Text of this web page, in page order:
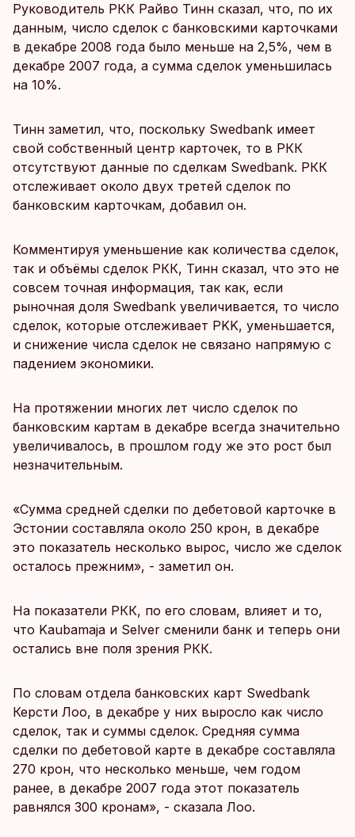
Руководитель РКК Райво Тинн сказал, что, по их
данным, число сделок с банковскими карточками
в декабре 2008 года было меньше на 2,5%, чем в
декабре 2007 года, а сумма сделок уменьшилась
на 10%.
Тинн заметил, что, поскольку Swedbank имеет
свой собственный центр карточек, то в РКК
отсутствуют данные по сделкам Swedbank. РКК
отслеживает около двух третей сделок по
банковским карточкам, добавил он.
Комментируя уменьшение как количества сделок,
так и объёмы сделок РКК, Тинн сказал, что это не
совсем точная информация, так как, если
рыночная доля Swedbank увеличивается, то число
сделок, которые отслеживает PKK, уменьшается,
и снижение числа сделок не связано напрямую с
падением экономики.
На протяжении многих лет число сделок по
банковским картам в декабре всегда значительно
увеличивалось, в прошлом году же это рост был
незначительным.
«Сумма средней сделки по дебетовой карточке в
Эстонии составляла около 250 крон, в декабре
это показатель несколько вырос, число же сделок
осталось прежним», - заметил он.
На показатели РКК, по его словам, влияет и то,
что Kaubamaja и Selver сменили банк и теперь они
остались вне поля зрения РКК.
По словам отдела банковских карт Swedbank
Керсти Лоо, в декабре у них выросло как число
сделок, так и суммы сделок. Средняя сумма
сделки по дебетовой карте в декабре составляла
270 крон, что несколько меньше, чем годом
ранее, в декабре 2007 года этот показатель
равнялся 300 кронам», - сказала Лоо.